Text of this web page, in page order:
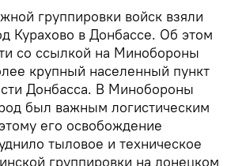
группировки войск взяли
Курахово в Донбассе. Об этом
со ссылкой на Минобороны
крупный населенный пункт
Донбасса. В Минобороны
был важным логистическим
его освобождение
тыловое и техническое
группировки на донецком